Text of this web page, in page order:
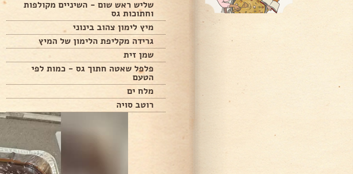
שליש ראש שום - השיניים מקולפות
וחתוכות גס
מיץ לימון צהוב בינוני
גרידה מקליפת הלימון של המיץ
שמן זית
פלפל שאטה חתוך גס - כמות לפי
הטעם
מלח ים
רוטב סויה